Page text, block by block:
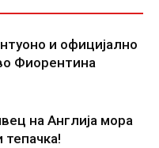
и официјално
Фиорентина
на Англија мора
тепачка!